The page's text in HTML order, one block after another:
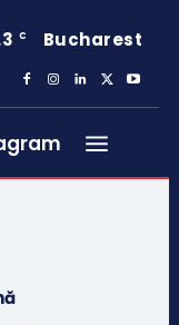
C Bucharest